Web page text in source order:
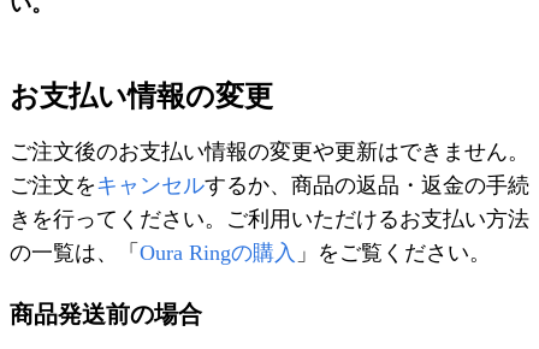
お支払い情報の変更
ご注文後のお支払い情報の変更や更新はできません。
ご注文をキャンセルするか、商品の返品・返金の手続
きを行ってください。ご利用いただけるお支払い方法
の一覧は、「 Oura Ringの購入 」をご覧ください。
商品発送前の場合